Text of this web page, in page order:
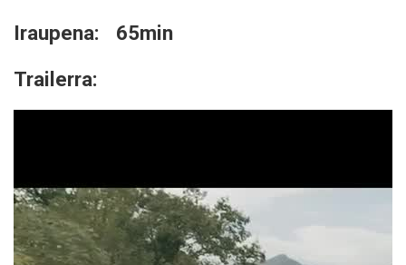
Iraupena: 65min
Trailerra: